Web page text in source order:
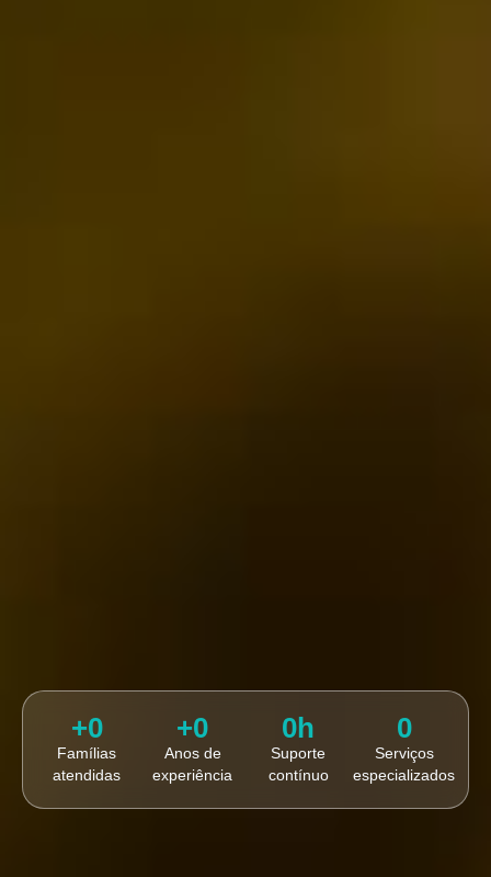
Famílias
atendidas
+0
Anos de
experiência
+0
Suporte
contínuo
0h
Serviços
especializados
0